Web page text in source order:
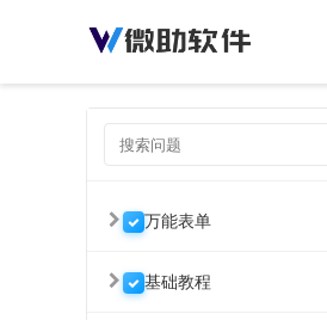
万能表单
基础教程